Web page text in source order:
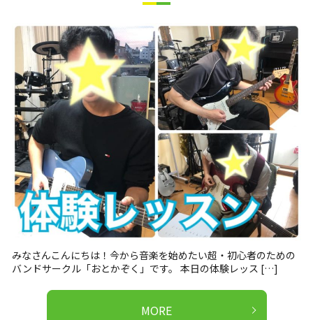
みなさんこんにちは！今から音楽を始めたい超・初心者のための
バンドサークル「おとかぞく」です。 本日の体験レッス […]
MORE